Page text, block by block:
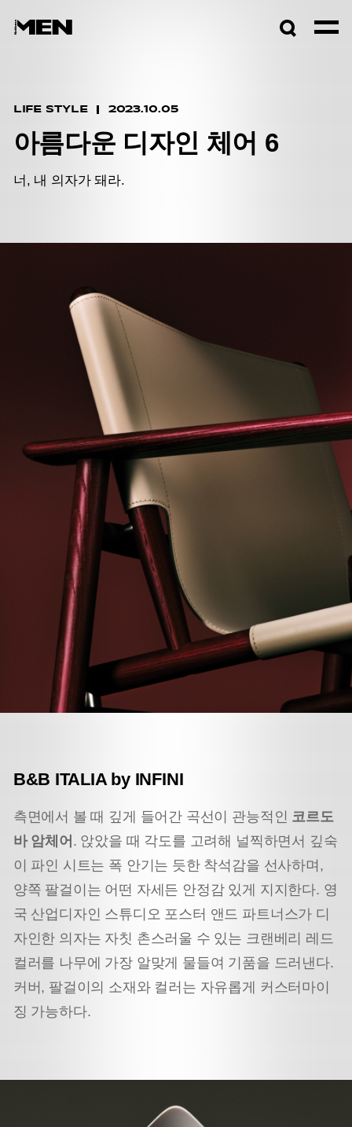
LIFE STYLE 2023.10.05
아름다운 디자인 체어 6
너, 내 의자가 돼라.
B&B ITALIA by INFINI
측면에서 볼 때 깊게 들어간 곡선이 관능적인 코르도
바 암체어 . 앉았을 때 각도를 고려해 널찍하면서 깊숙
이 파인 시트는 폭 안기는 듯한 착석감을 선사하며,
양쪽 팔걸이는 어떤 자세든 안정감 있게 지지한다. 영
국 산업디자인 스튜디오 포스터 앤드 파트너스가 디
자인한 의자는 자칫 촌스러울 수 있는 크랜베리 레드
컬러를 나무에 가장 알맞게 물들여 기품을 드러낸다.
커버, 팔걸이의 소재와 컬러는 자유롭게 커스터마이
징 가능하다.